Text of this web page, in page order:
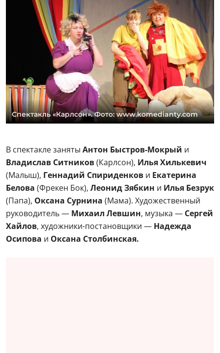
Спектакль «Карлсон». Фото: www.komedianty.com
В спектакле заняты Антон Быстров-Мокрый и
Владислав Ситников(Карлсон), Илья Хилькевич
(Малыш), Геннадий Спириденков и Екатерина
Белова (Фрекен Бок), Леонид Зябкин и Илья Безрук
(Папа), Оксана Сурнина (Мама). Художественный
руководитель — Михаил Левшин, музыка — Сергей
Хайлов, художники-постановщики — Надежда
Осипова и Оксана Столбинская.